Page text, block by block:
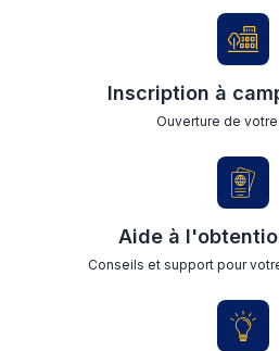
Inscription à
Ouverture de
Aide à
Conseils et support pour